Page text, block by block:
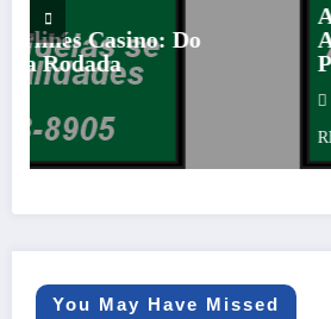
Do
Attentive
App
You May Have Missed